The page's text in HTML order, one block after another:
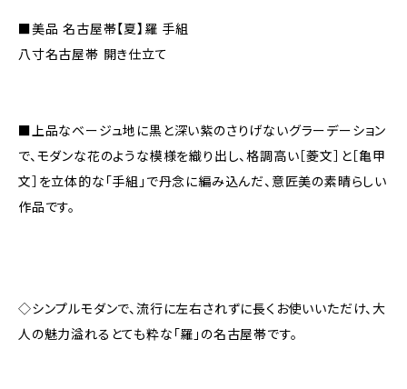
■美品 名古屋帯【夏】羅 手組
八寸名古屋帯 開き仕立て
■上品なベージュ地に黒と深い紫のさりげないグラーデーション
で、モダンな花のような模様を織り出し、格調高い［菱文］と［亀甲
文］を立体的な「手組」で丹念に編み込んだ、意匠美の素晴らしい
作品です。
◇シンプルモダンで、流行に左右されずに長くお使いいただけ、大
人の魅力溢れるとても粋な「羅」の名古屋帯です。